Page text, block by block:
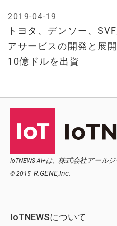
トヨタ、デンソー、
アサービスの開発と展
10億ドルを出資
2019-04-19
IoTNEWS AI+は、 株式会社アールジ
© 2015- R.GENE,Inc.
IoTNEWSについて